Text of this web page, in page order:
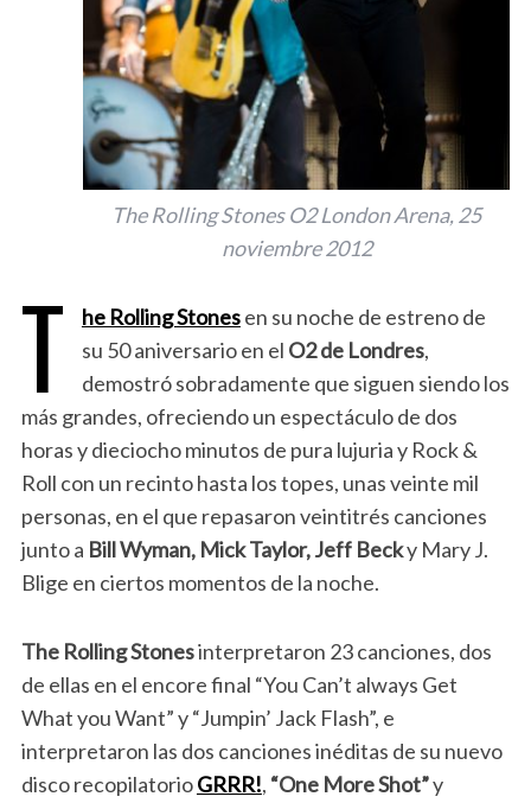
The Rolling Stones O2 London Arena, 25
noviembre 2012
T he Rolling Stonesen su noche de estreno de
su 50 aniversario en el O2 de Londres,
demostró sobradamente que siguen siendo los
más grandes, ofreciendo un espectáculo de dos
horas y dieciocho minutos de pura lujuria y Rock &
Roll con un recinto hasta los topes, unas veinte mil
personas, en el que repasaron veintitrés canciones
junto a Bill Wyman, Mick Taylor, Jeff Becky Mary J.
Blige en ciertos momentos de la noche.
The Rolling Stonesinterpretaron 23 canciones, dos
de ellas en el encore final “You Can’t always Get
What you Want” y “Jumpin’ Jack Flash”, e
interpretaron las dos canciones inéditas de su nuevo
disco recopilatorioGRRR!, “One More Shot”y